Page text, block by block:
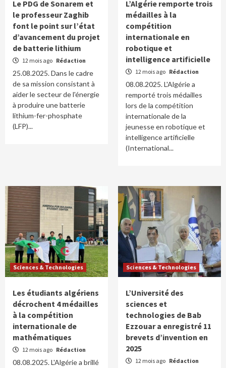
Le PDG de Sonarem et
le professeur Zaghib
font le point sur l’état
d’avancement du projet
de batterie lithium
12 mois ago Rédaction
25.08.2025. Dans le cadre
de sa mission consistant à
aider le secteur de l'énergie
à produire une batterie
lithium-fer-phosphate
(LFP)...
L’Algérie remporte trois
médailles à la
compétition
internationale en
robotique et
intelligence artificielle
12 mois ago Rédaction
08.08.2025. L'Algérie a
remporté trois médailles
lors de la compétition
internationale de la
jeunesse en robotique et
intelligence artificielle
(International...
Sciences & Technologies
Les étudiants algériens
décrochent 4 médailles
à la compétition
internationale de
mathématiques
12 mois ago Rédaction
08.08.2025. L'Algérie a brillé
Sciences & Technologies
L’Université des
sciences et
technologies de Bab
Ezzouar a enregistré 11
brevets d’invention en
2025
12 mois ago Rédaction